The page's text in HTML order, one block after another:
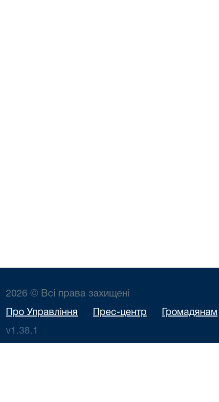
2026 © Всі права захищені
Про Управління Прес-центр Громадянам
v1.38.1